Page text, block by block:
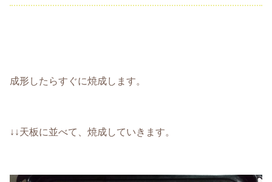
成形したらすぐに焼成します。
↓↓天板に並べて、焼成していきます。